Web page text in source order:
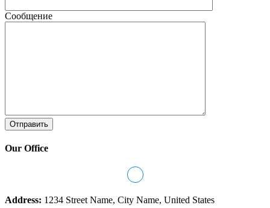
Сообщение
Our Office
Address: 1234 Street Name, City Name, United States